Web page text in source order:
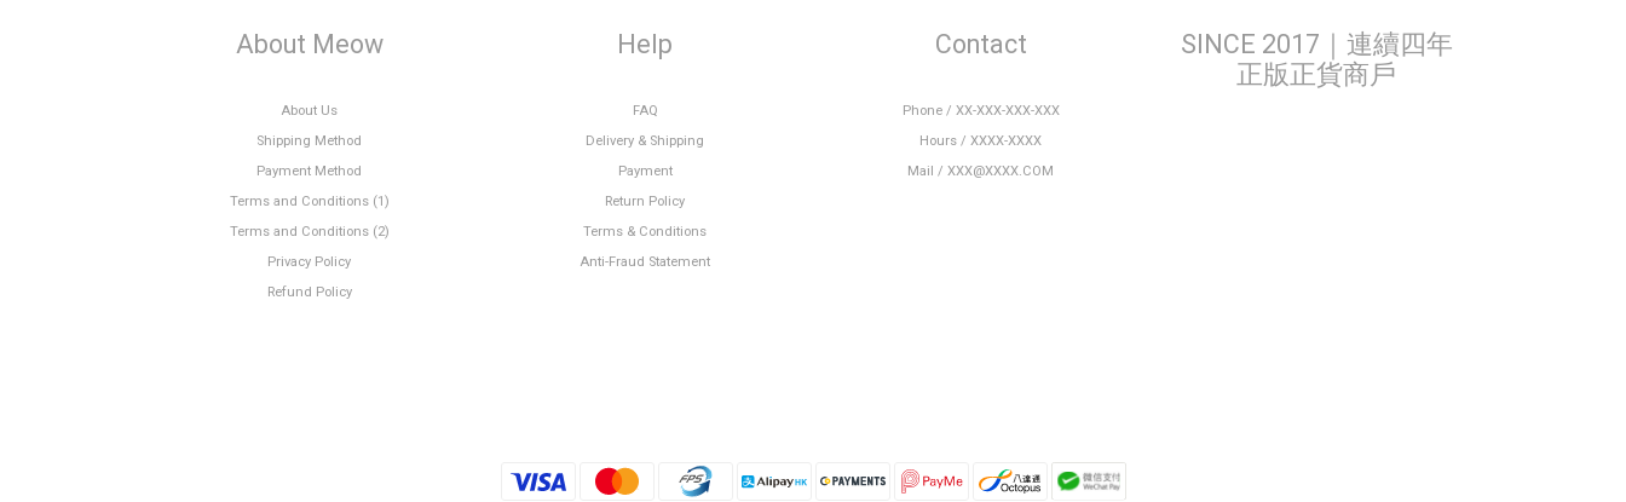
About Meow
About Us
Shipping Method
Payment Method
Terms and Conditions (1)
Terms and Conditions (2)
Privacy Policy
Refund Policy
Help
FAQ
Delivery & Shipping
Payment
Return Policy
Terms & Conditions
Anti-Fraud Statement
Contact
Phone / XX-XXX-XXX-XXX
Hours / XXXX-XXXX
Mail / XXX@XXXX.COM
SINCE 2017｜連續四年
正版正貨商戶